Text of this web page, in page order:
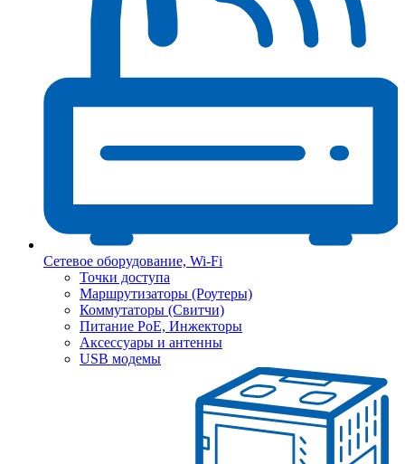
Сетевое оборудование, Wi-Fi
Точки доступа
Маршрутизаторы (Роутеры)
Коммутаторы (Свитчи)
Питание PoE, Инжекторы
Аксессуары и антенны
USB модемы